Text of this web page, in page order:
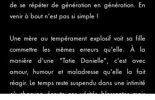
de se répéter de génération en génération. En
venir à bout n'est pas si simple !
Une mère au tempérament explosif voit sa fille
commettre les mêmes erreurs qu'elle. À la
manière d'une "Tatie Danielle", c'est avec
amour, humour et maladresse qu'elle la fait
réagir. Le temps reste suspendu dans une intimité
où chacune écoute ces vérités blessantes mais